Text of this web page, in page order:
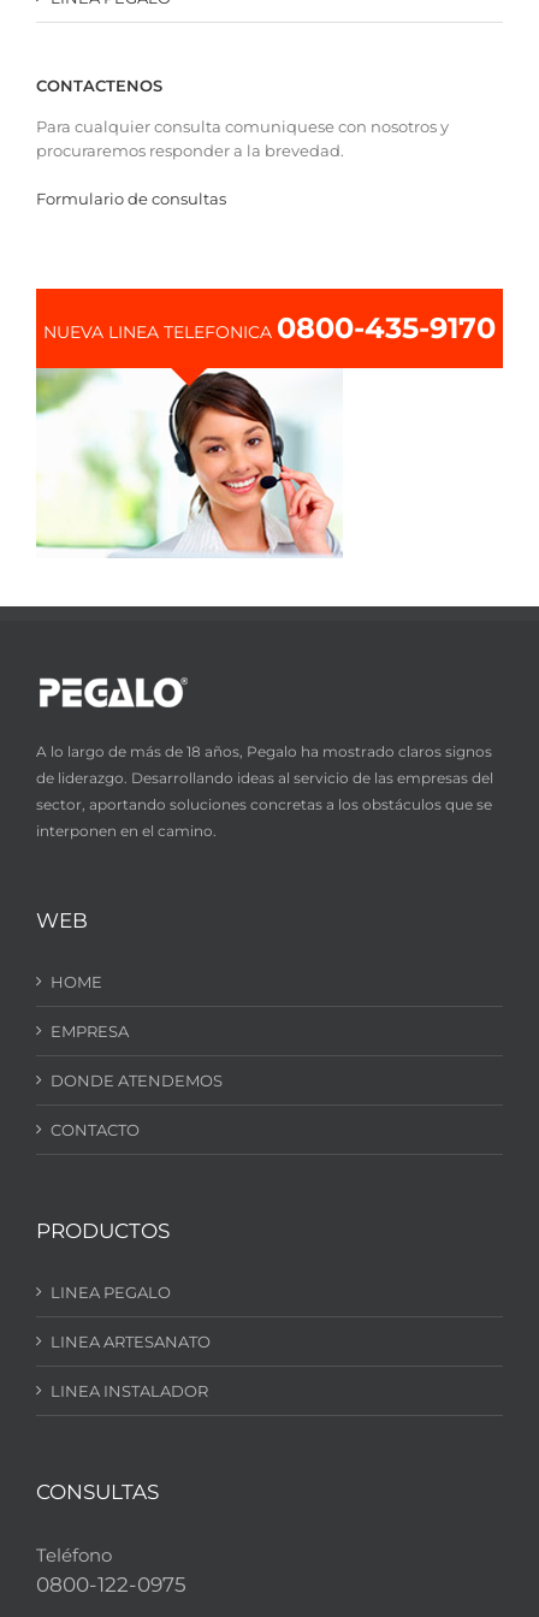
CONTACTENOS
Para cualquier consulta comuniquese con nosotros y
procuraremos responder a la brevedad.
Formulario de consultas
NUEVA LINEA TELEFONICA 0800-435-9170
A lo largo de más de 18 años, Pegalo ha mostrado claros signos
de liderazgo. Desarrollando ideas al servicio de las empresas del
sector, aportando soluciones concretas a los obstáculos que se
interponen en el camino.
WEB
HOME
EMPRESA
DONDE ATENDEMOS
CONTACTO
PRODUCTOS
LINEA PEGALO
LINEA ARTESANATO
LINEA INSTALADOR
CONSULTAS
Teléfono
0800-122-0975